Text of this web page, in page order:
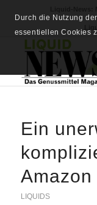
Ein
LIQUIDS
Durch die Nutzung
essentiellen Cookies